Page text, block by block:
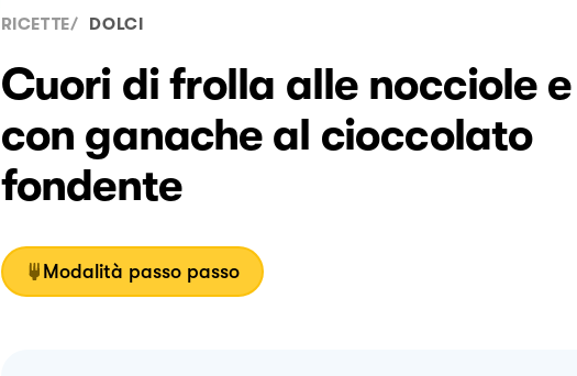
RICETTE/ DOLCI
Cuori di frolla alle nocciole
con ganache al cioccolato
fondente
Modalità passo passo